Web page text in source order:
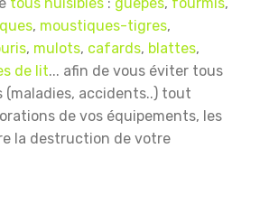
, moustiques-tigres,
, mulots, cafards, blattes,
de lit... afin de vous éviter tous
(maladies, accidents..) tout
de vos équipements, les
la destruction de votre